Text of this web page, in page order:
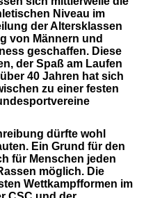
Niveau im
der Altersklassen
von Männern und
geschaffen. Diese
der Spaß am Laufen
40 Jahren hat sich
zu einer festen
dürfte wohl
Ein Grund für den
für Menschen jeden
möglich. Die
Wettkampfformen im